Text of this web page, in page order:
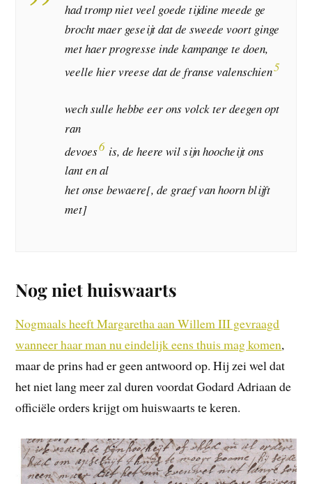
had tromp niet veel goede tijdine meede ge
brocht maer geseijt dat de sweede voort ginge
met haer progresse inde kampange te doen,
veelle hier vreese dat de franse valenschien5
wech sulle hebbe eer ons volck ter deegen opt
ran
devoes6 is, de heere wil sijn hoocheijt ons
lant en al
het onse bewaere[, de graef van hoorn blijft
met]
Nog niet huiswaarts
Nogmaals heeft Margaretha aan Willem III gevraagd
wanneer haar man nu eindelijk eens thuis mag komen,
maar de prins had er geen antwoord op. Hij zei wel dat
het niet lang meer zal duren voordat Godard Adriaan de
officiële orders krijgt om huiswaarts te keren.